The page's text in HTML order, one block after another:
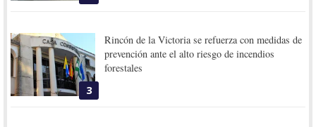
3
Rincón de la Victoria se refuerza con medidas de
prevención ante el alto riesgo de incendios
forestales